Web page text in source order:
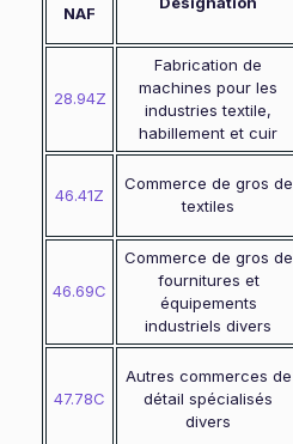
NAF
28.94Z
Fabrication de
machines pour les
industries textile,
habillement et cuir
46.41Z
Commerce de gros de
textiles
46.69C
Commerce de gros de
fournitures et
équipements
industriels divers
47.78C
Autres commerces de
détail spécialisés
divers